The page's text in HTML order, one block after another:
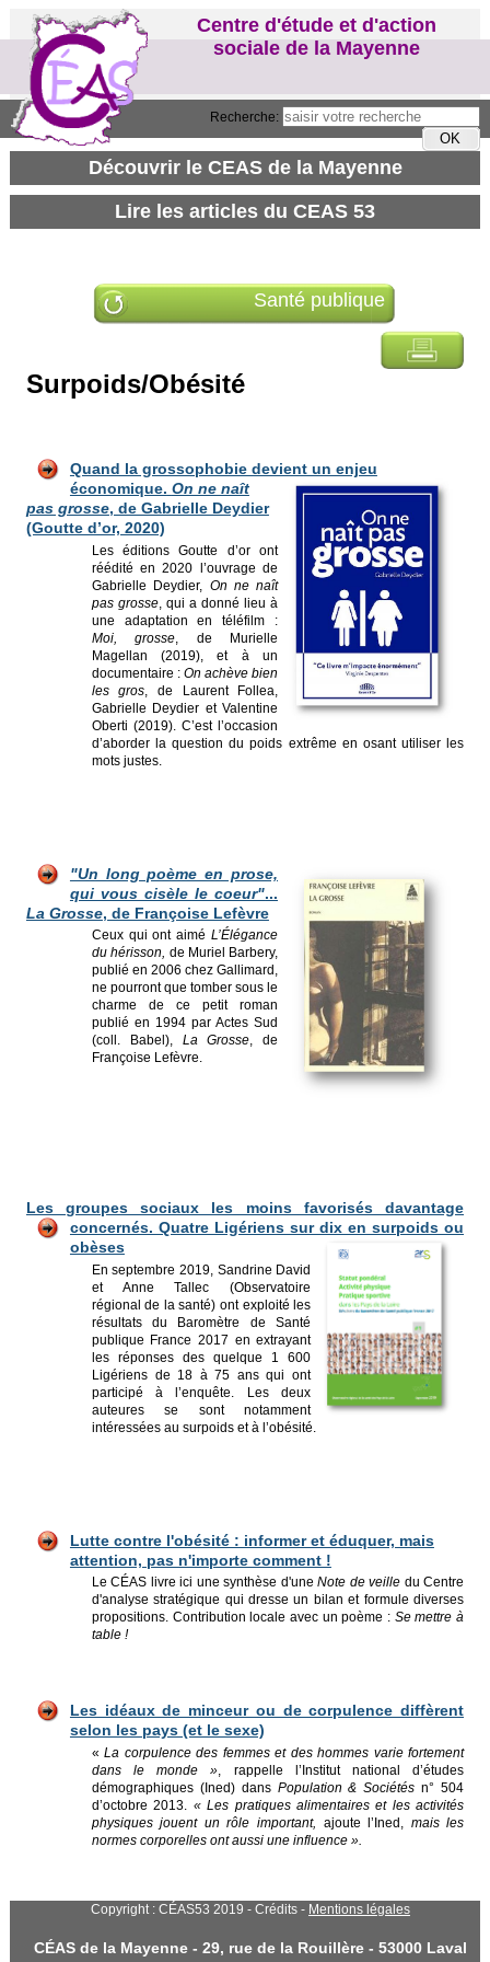
Recherche:
Centre d'étude et d'action
sociale de la Mayenne
Santé publique
Surpoids/Obésité
Quand la grossophobie devient un enjeu
économique. On ne naît
pas grosse, de Gabrielle Deydier
(Goutte d’or, 2020)
Les éditions Goutte d’or ont
réédité en 2020 l’ouvrage de
Gabrielle Deydier, On ne naît
pas grosse, qui a donné lieu à
une adaptation en téléfilm :
Moi, grosse , de Murielle
Magellan (2019), et à un
documentaire : On achève bien
les gros , de Laurent Follea,
Gabrielle Deydier et Valentine
Oberti (2019). C’est l’occasion
d’aborder la question du poids extrême en osant utiliser les
mots justes.
"Un long poème en prose,
qui vous cisèle le coeur"...
La Grosse, de Françoise Lefèvre
Ceux qui ont aiméL’Élégance
du hérisson, de Muriel Barbery,
publié en 2006 chez Gallimard,
ne pourront que tomber sous le
charme de ce petit roman
publié en 1994 par Actes Sud
(coll. Babel), La Grosse, de
Françoise Lefèvre.
Les groupes sociaux les moins favorisés davantage
concernés. Quatre Ligériens sur dix en surpoids ou
obèses
En septembre 2019, Sandrine David
et Anne Tallec (Observatoire
régional de la santé) ont exploité les
résultats du Baromètre de Santé
publique France 2017 en extrayant
les réponses des quelque 1 600
Ligériens de 18 à 75 ans qui ont
participé à l’enquête. Les deux
auteures se sont notamment
intéressées au surpoids et à l’obésité.
Lutte contre l'obésité : informer et éduquer, mais
attention, pas n'importe comment !
Le CÉAS livre ici une synthèse d'uneNote de veille du Centre
d'analyse stratégique qui dresse un bilan et formule diverses
propositions. Contribution locale avec un poème : Se mettre à
table !
Les idéaux de minceur ou de corpulence diffèrent
selon les pays (et le sexe)
« La corpulence des femmes et des hommes varie fortement
dans le monde », rappelle l’Institut national d’études
démographiques (Ined) dans Population & Sociétés n° 504
d’octobre 2013. « Les pratiques alimentaires et les activités
physiques jouent un rôle important, ajoute l’Ined, mais les
normes corporelles ont aussi une influence ».
Copyright : CÉAS53 2019 - Crédits - Mentions légales
CÉAS de la Mayenne - 29, rue de la Rouillère - 53000 Laval